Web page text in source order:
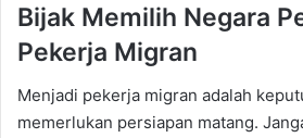
Bijak Memilih Negara
Pekerja Migran
Menjadi pekerja migran adalah
memerlukan persiapan matang.